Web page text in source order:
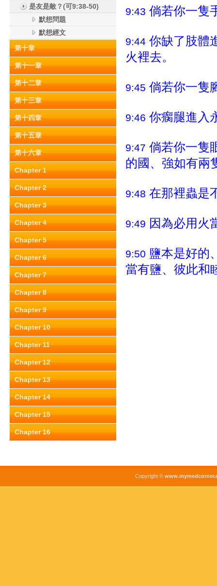
是友是敵？(可9:38-50)
默想問題
默想經文
第十章
第十一章
第十二章
第十三章
第十四章
第十五章
第十六章
Chapter 1
Chapter 2
Chapter 3
Chapter 4
Chapter 5
Chapter 6
Chapter 7
Chapter 8
Chapter 9
Chapter 10
Chapter 11
Chapter 12
Chapter 13
Chapter 14
Chapter 15
Chapter 16
9:43 倘若你一隻
9:44 你缺了肢體
火裡去。
9:45 倘若你一隻
9:46 你瘸腿進入
9:47 倘若你一隻
的國、強如有兩
9:48 在那裡蟲是
9:49 因為必用火
9:50 鹽本是好的
當有鹽、彼此和
Copyright ©